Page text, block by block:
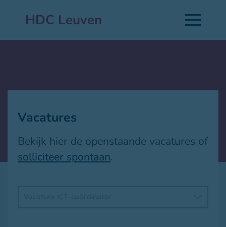
HDC Leuven
Vacatures
Bekijk hier de openstaande vacatures of
solliciteer spontaan.